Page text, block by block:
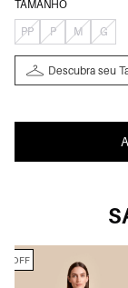
TAMANHO
PP
P M G
Descubra seu
70% OFF